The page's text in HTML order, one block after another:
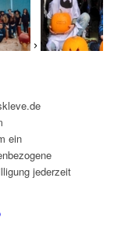
ein
jederzeit